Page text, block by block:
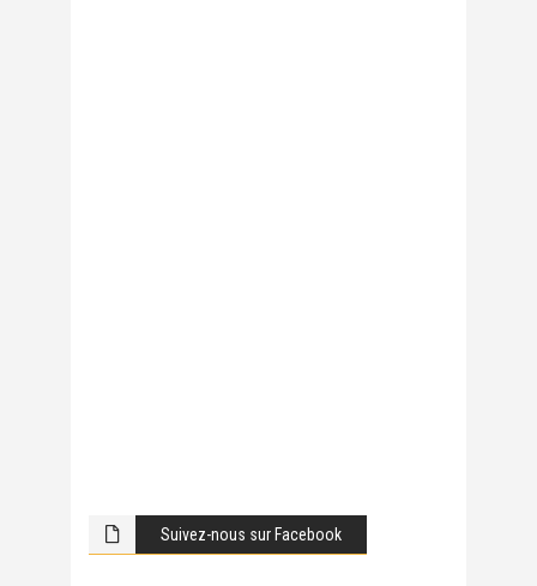
Suivez-nous sur Facebook